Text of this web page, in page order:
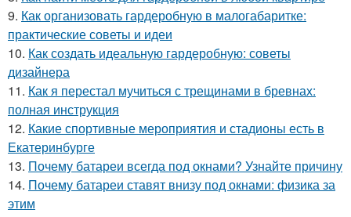
9. Как организовать гардеробную в малогабаритке:
практические советы и идеи
10. Как создать идеальную гардеробную: советы
дизайнера
11. Как я перестал мучиться с трещинами в бревнах:
полная инструкция
12. Какие спортивные мероприятия и стадионы есть в
Екатеринбурге
13. Почему батареи всегда под окнами? Узнайте причину
14. Почему батареи ставят внизу под окнами: физика за
этим